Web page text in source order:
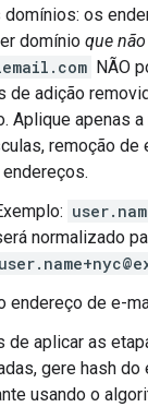
domínios: os
domínio que
NÃO
de adição
Aplique apenas
remoção de
normalizado
endereço de e-
de aplicar as
gere hash
usando o